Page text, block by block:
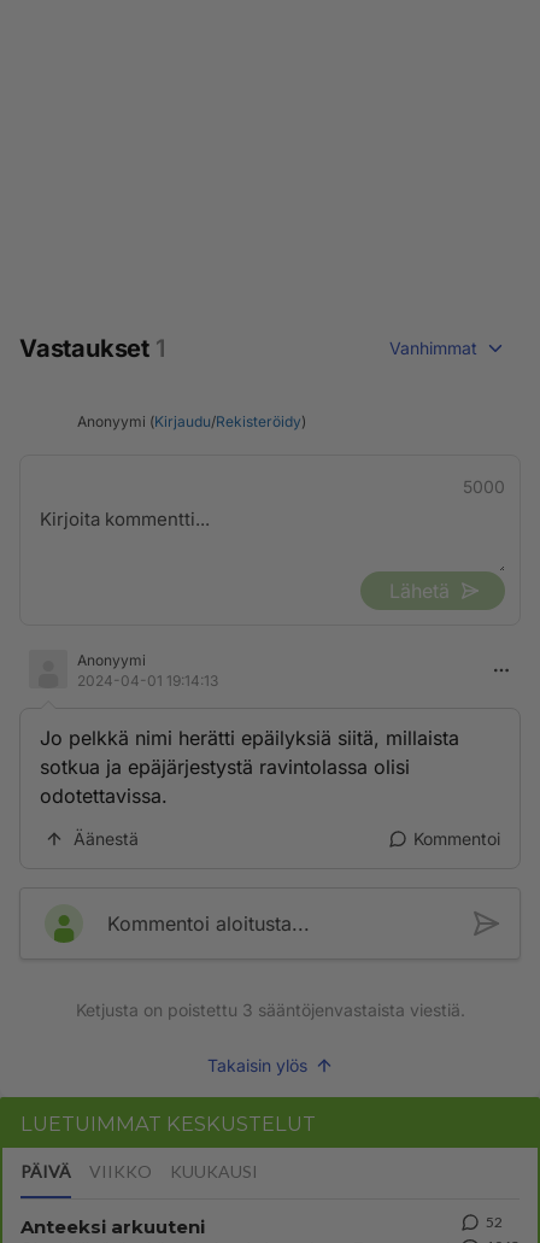
Vastaukset 1 Vanhimmat
Anonyymi (Kirjaudu/Rekisteröidy)
5000
Lähetä
Anonyymi
2024-04-01 19:14:13
Jo pelkkä nimi herätti epäilyksiä siitä, millaista
sotkua ja epäjärjestystä ravintolassa olisi
odotettavissa.
Äänestä Kommentoi
Kommentoi aloitusta...
Ketjusta on poistettu 3 sääntöjenvastaista viestiä.
Takaisin ylös
LUETUIMMAT KESKUSTELUT
PÄIVÄ VIIKKO KUUKAUSI
Anteeksi arkuuteni
52